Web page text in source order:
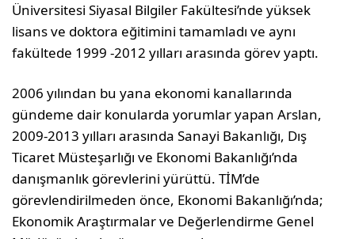
Üniversitesi Siyasal Bilgiler Fakültesi’nde yüksek
lisans ve doktora eğitimini tamamladı ve aynı
fakültede 1999 -2012 yılları arasında görev yaptı.
2006 yılından bu yana ekonomi kanallarında
gündeme dair konularda yorumlar yapan Arslan,
2009-2013 yılları arasında Sanayi Bakanlığı, Dış
Ticaret Müsteşarlığı ve Ekonomi Bakanlığı’nda
danışmanlık görevlerini yürüttü. TİM’de
görevlendirilmeden önce, Ekonomi Bakanlığı’nda;
Ekonomik Araştırmalar ve Değerlendirme Genel